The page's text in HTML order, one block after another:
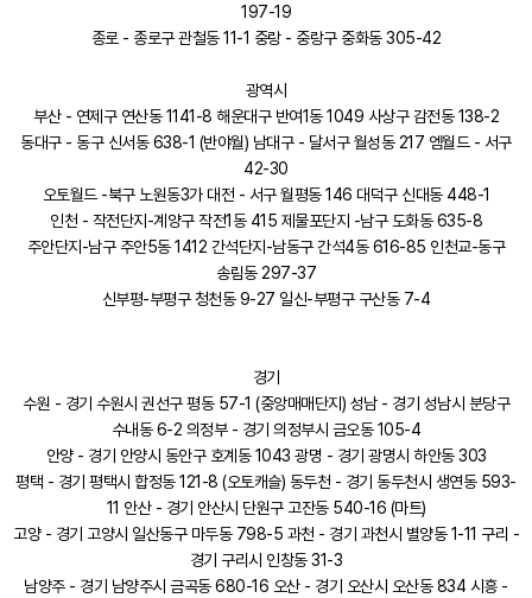
197-19
종로 - 종로구 관철동 11-1 중랑 - 중랑구 중화동 305-42
광역시
부산 - 연제구 연산동 1141-8 해운대구 반여1동 1049 사상구 감전동 138-2
동대구 - 동구 신서동 638-1 (반야월) 남대구 - 달서구 월성동 217 엠월드 - 서구
42-30
오토월드 -북구 노원동3가 대전 - 서구 월평동 146 대덕구 신대동 448-1
인천 - 작전단지-계양구 작전1동 415 제물포단지 -남구 도화동 635-8
주안단지-남구 주안5동 1412 간석단지-남동구 간석4동 616-85 인천교-동구
송림동 297-37
신부평-부평구 청천동 9-27 일신-부평구 구산동 7-4
경기
수원 - 경기 수원시 권선구 평동 57-1 (중앙매매단지) 성남 - 경기 성남시 분당구
수내동 6-2 의정부 - 경기 의정부시 금오동 105-4
안양 - 경기 안양시 동안구 호계동 1043 광명 - 경기 광명시 하안동 303
평택 - 경기 평택시 합정동 121-8 (오토캐슬) 동두천 - 경기 동두천시 생연동 593-
11 안산 - 경기 안산시 단원구 고잔동 540-16 (마트)
고양 - 경기 고양시 일산동구 마두동 798-5 과천 - 경기 과천시 별양동 1-11 구리 -
경기 구리시 인창동 31-3
남양주 - 경기 남양주시 금곡동 680-16 오산 - 경기 오산시 오산동 834 시흥 -